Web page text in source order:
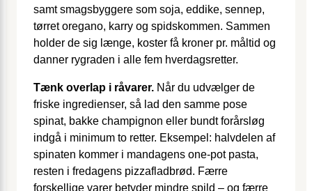
samt smagsbyggere som soja, eddike, sennep,
tørret oregano, karry og spidskommen. Sammen
holder de sig længe, koster få kroner pr. måltid og
danner rygraden i alle fem hverdagsretter.
Tænk overlap i råvarer. Når du udvælger de
friske ingredienser, så lad den samme pose
spinat, bakke champignon eller bundt forårsløg
indgå i minimum to retter. Eksempel: halvdelen af
spinaten kommer i mandagens one-pot pasta,
resten i fredagens pizzafladbrød. Færre
forskellige varer betyder mindre spild – og færre